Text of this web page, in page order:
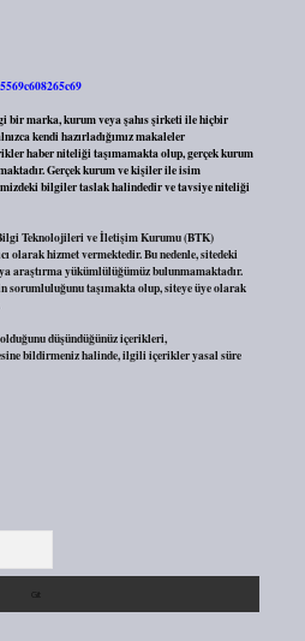
bir marka, kurum veya şahıs şirketi ile hiçbir
kendi hazırladığımız makaleler
haber niteliği taşımamakta olup, gerçek kurum
Gerçek kurum ve kişiler ile isim
bilgiler taslak halindedir ve tavsiye niteliği
Teknolojileri ve İletişim Kurumu (BTK)
olarak hizmet vermektedir. Bu nedenle, sitedeki
araştırma yükümlülüğümüz bulunmamaktadır.
sorumluluğunu taşımakta olup, siteye üye olarak
düşündüğünüz içerikleri,
bildirmeniz halinde, ilgili içerikler yasal süre